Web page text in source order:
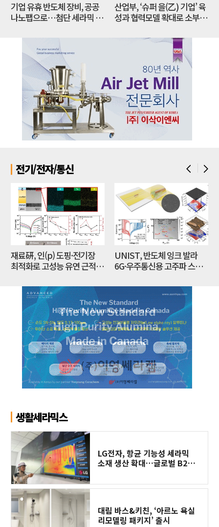
기업 유휴 반도체 장비, 공공
나노팹으로…첨단 세라믹 연
산업부, ‘슈퍼 을(乙) 기업’ 육
성과 협력모델 확대로 소부장
전기/전자/통신
재료硏, 인(p) 도핑·전기장
최적화로 고성능 유연 근적외
UNIST, 반도체 잉크 발라
6G·우주통신용 고주파 스위
생활세라믹스
LG전자, 항균 기능성 세라믹
소재 생산 확대…글로벌 B2B
대림 바스&키친, ‘아르노 욕실
리모델링 패키지’ 출시